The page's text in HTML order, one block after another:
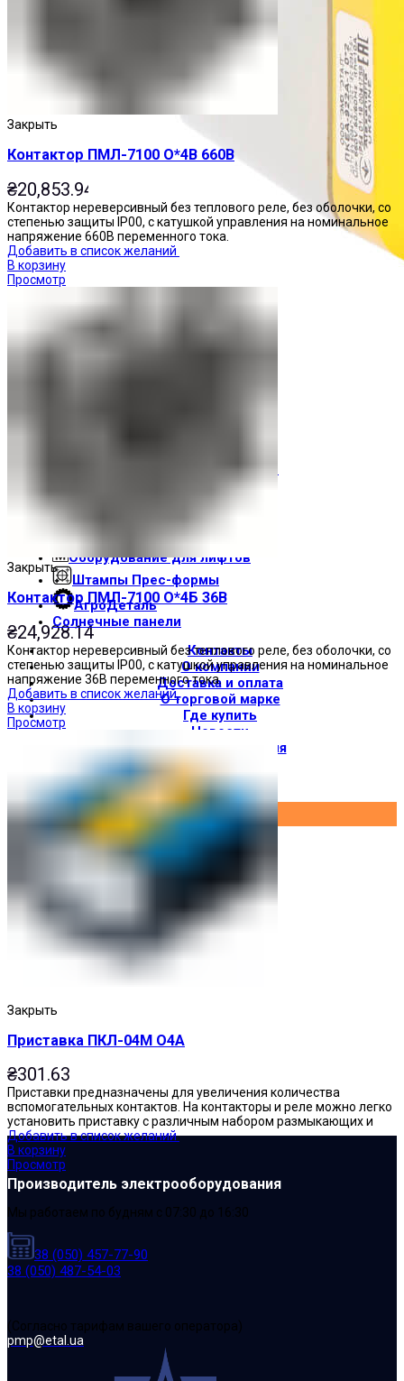
Электрощитовое оборудование
Печатные платы
Оборудование для лифтов
Штампы Прес-формы
АгроДеталь
Солнечные панели
Контакты
О компании
Доставка и оплата
О торговой марке
Где купить
Новости
Вход / Регистрация
Закрыть
Контактор ПМЛ-7100 О*4В 660В
₴20,853.94
Контактор нереверсивный без теплового реле, без оболочки, со
степенью защиты IP00, с катушкой управления на номинальное
напряжение 660В переменного тока.
Добавить в список желаний
В корзину
Просмотр
Закрыть
Контактор ПМЛ-7100 О*4Б 36В
₴24,928.14
Контактор нереверсивный без теплового реле, без оболочки, со
степенью защиты IP00, с катушкой управления на номинальное
напряжение 36В переменного тока.
Добавить в список желаний
В корзину
Просмотр
Закрыть
Приставка ПКЛ-04М О4А
₴301.63
Приставки предназначены для увеличения количества
вспомогательных контактов. На контакторы и реле можно легко
установить приставку с различным набором размыкающих и
Добавить в список желаний
В корзину
Просмотр
Производитель электрооборудования
Мы работаем по будням с 07:30 до 16:30
38 (050) 457-77-90
38 (050) 487-54-03
(Cогласно тарифам вашего оператора)
pmp@etal.ua